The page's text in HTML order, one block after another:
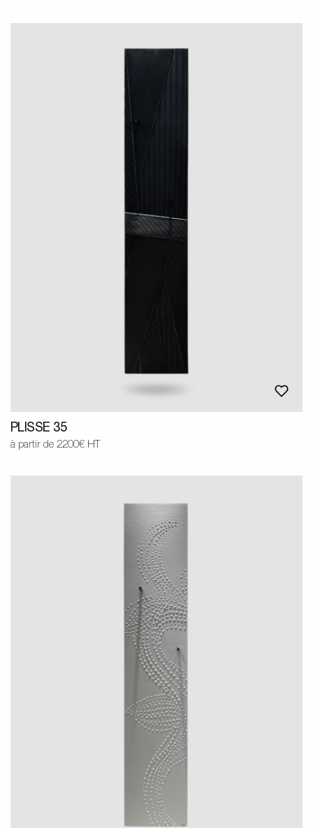
PLISSE 35
à partir de 2200€ HT